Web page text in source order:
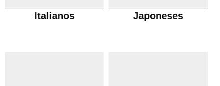
Italianos Japoneses